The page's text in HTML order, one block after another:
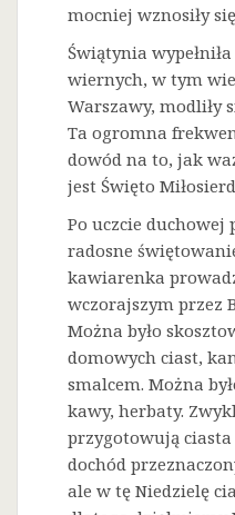
mocniej wznosiły
Świątynia
wiernych, w tym
Warszawy, modliły
Ta ogromna
dowód na to, jak
jest Święto
Po uczcie duchowej
radosne
kawiarenka
wczorajszym przez
Można było
domowych ciast,
smalcem. Można
kawy, herbaty.
przygotowują
dochód
ale w tę Niedzielę